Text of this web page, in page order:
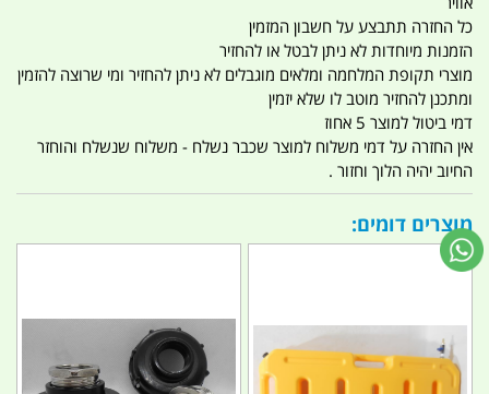
כל החזרה תתבצע על חשבון המזמין
הזמנות מיוחדות לא ניתן לבטל או להחזיר
מוצרי תקופת המלחמה ומלאים מוגבלים לא ניתן להחזיר ומי שרוצה להזמין
ומתכנן להחזיר מוטב לו שלא יזמין
דמי ביטול למוצר 5 אחוז
אין החזרה על דמי משלוח למוצר שכבר נשלח - משלוח שנשלח והוחזר
החיוב יהיה הלוך וחזור .
מוצרים דומים: